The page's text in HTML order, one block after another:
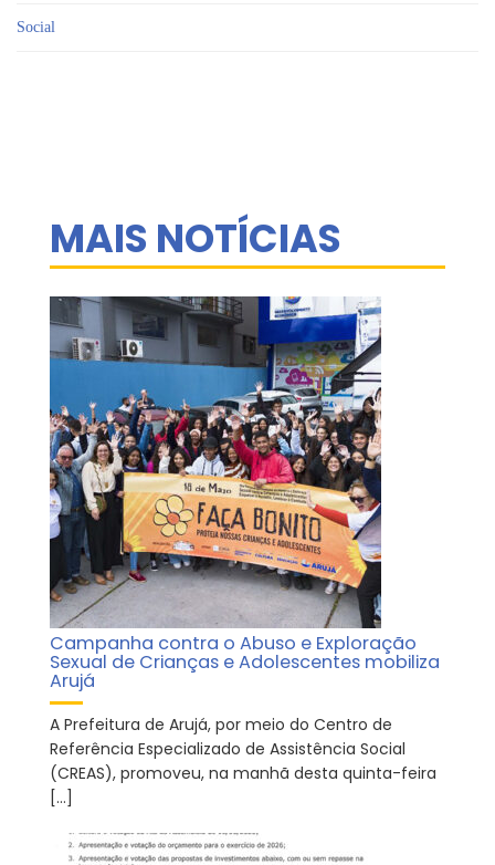
Social
MAIS NOTÍCIAS
Campanha contra o Abuso e Exploração
Sexual de Crianças e Adolescentes mobiliza
Arujá
A Prefeitura de Arujá, por meio do Centro de
Referência Especializado de Assistência Social
(CREAS), promoveu, na manhã desta quinta-feira
[…]